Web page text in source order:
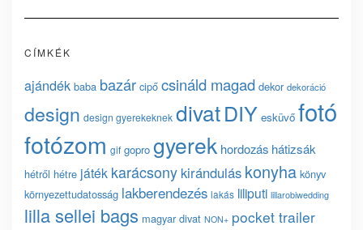
CÍMKÉK
ajándék baba bazár cipő csináld magad dekor dekoráció
design design gyerekeknek divatDIY esküvő fotó
fotózom gif gopro gyerek hordozás hátizsák
hétről hétre játék karácsony kirándulás konyha könyv
környezettudatosság lakberendezés lakás liliputi lillarobiwedding
lilla sellei bags magyar divat NON+ pocket trailer